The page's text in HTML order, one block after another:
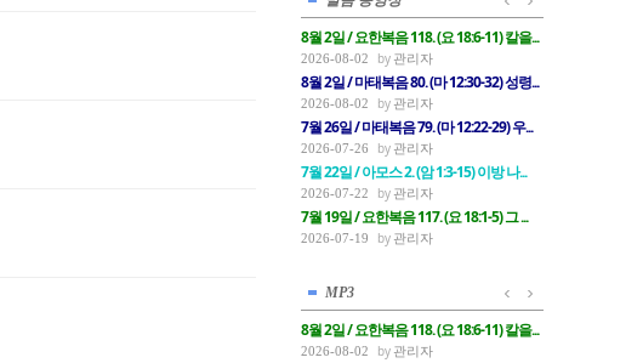
8월 2일 / 요한복음 118. (요 18:6-11) 칼을...
2026-08-02 관리자
8월 2일 / 마태복음 80. (마 12:30-32) 성령...
2026-08-02 관리자
7월 26일 / 마태복음 79. (마 12:22-29) 우...
2026-07-26 관리자
7월 22일 / 아모스 2. (암 1:3-15) 이방 나...
2026-07-22 관리자
7월 19일 / 요한복음 117. (요 18:1-5) 그 ...
2026-07-19 관리자
MP3
8월 2일 / 요한복음 118. (요 18:6-11) 칼을...
2026-08-02 관리자